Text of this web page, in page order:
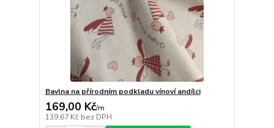
Bavlna na přírodním podkladu vínoví andílci
169,00 Kč/m
139,67 Kč bez DPH